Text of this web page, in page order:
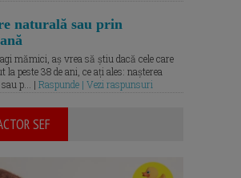
naturală sau prin
mămici, aș vrea să știu dacă cele care
la peste 38 de ani, ce ați ales: nașterea
p... | Raspunde | Vezi raspunsuri
SEF